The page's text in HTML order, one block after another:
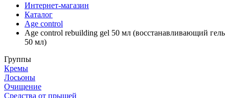
Интернет-магазин
Каталог
Age control
Age control rebuilding gel 50 мл (восстанавливающий гель
50 мл)
Группы
Кремы
Лосьоны
Очищение
Средства от прыщей